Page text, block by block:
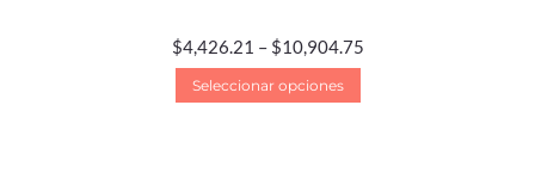
$4,426.21 – $10,904.75
Seleccionar opciones